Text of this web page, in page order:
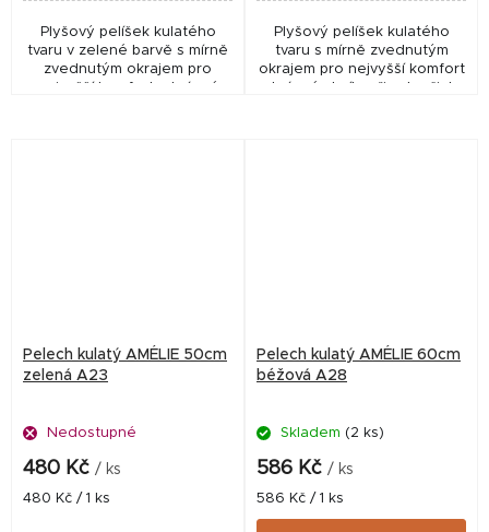
Plyšový pelíšek kulatého
tvaru v zelené barvě s mírně
zvednutým okrajem pro
nejvyšší komfort a krásné
Plyšový pelíšek kulatého
tvaru s mírně zvednutým
okrajem pro nejvyšší komfort
a krásné chvíle při odpočinku
Pelech kulatý AMÉLIE 50cm
zelená A23
Nedostupné
480 Kč / ks
Měrná
480 Kč / 1 ks
Pelech kulatý AMÉLIE 60cm
béžová A28
Skladem (2 ks)
586 Kč / ks
Měrná
cena:
586 Kč / 1 ks